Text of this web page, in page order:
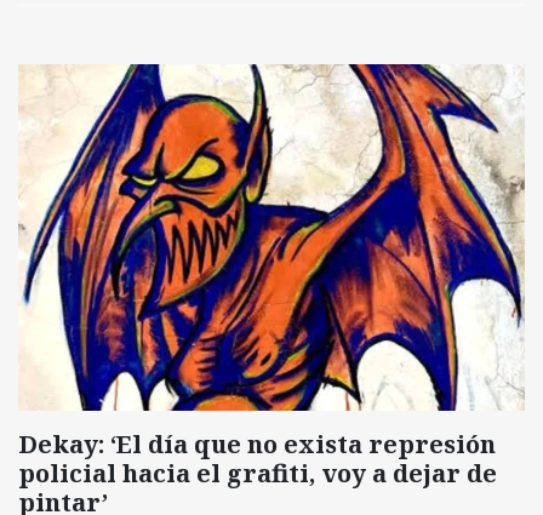
Dekay: ‘El día que no exista represión
policial hacia el grafiti, voy a dejar de
pintar’